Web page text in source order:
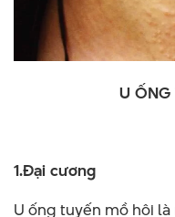
U ỐNG
1.Đại cương
U ống tuyến mồ hôi